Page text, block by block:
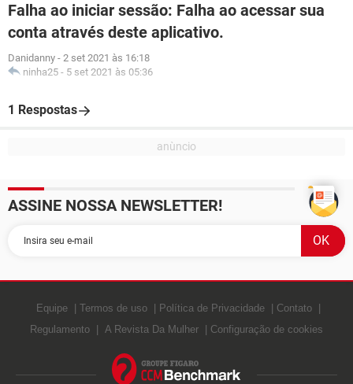
Falha ao iniciar sessão: Falha ao acessar sua
conta através deste aplicativo.
Danidanny - 2 set 2021 às 16:18
ninha25 - 5 set 2021 às 05:36
1 Respostas
ASSINE NOSSA NEWSLETTER!
Equipe Termos de uso Política de Privacidade
Contato
Regulamento
A Revista Da Mulher Configuração de cookies